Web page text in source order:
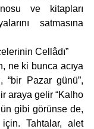
ve kitapları
satmasına
Cellâdı”
ne ki bunca acıya
“bir Pazar günü”,
araya gelir “Kalho
gibi görünse de,
Tahtalar, alet